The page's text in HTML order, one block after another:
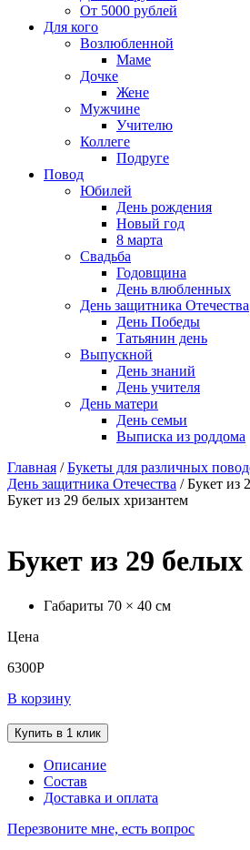
От 5000 рублей
Для кого
Возлюбленной
Маме
Дочке
Жене
Мужчине
Учителю
Коллеге
Подруге
Повод
Юбилей
День рождения
Новый год
8 марта
Свадьба
Годовщина
День влюбленных
День защитника Отечества
День Победы
Татьянин день
Выпускной
День знаний
День учителя
День матери
День семьи
Выписка из роддома
Главная /Букеты для различных
День защитника Отечества /Букет из
Букет из 29 белых хризантем
Букет из 29
Габариты 70 × 40 см
Цена
6300Р
В корзину
Купить в 1 клик
Описание
Состав
Доставка и оплата
Перезвоните мне, есть вопрос